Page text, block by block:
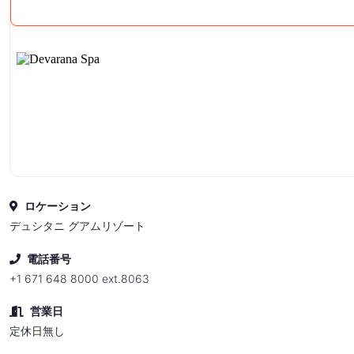
ロケーション
デュシタニ グアムリゾート
電話番号
+1 671 648 8000 ext.8063
営業日
定休日無し